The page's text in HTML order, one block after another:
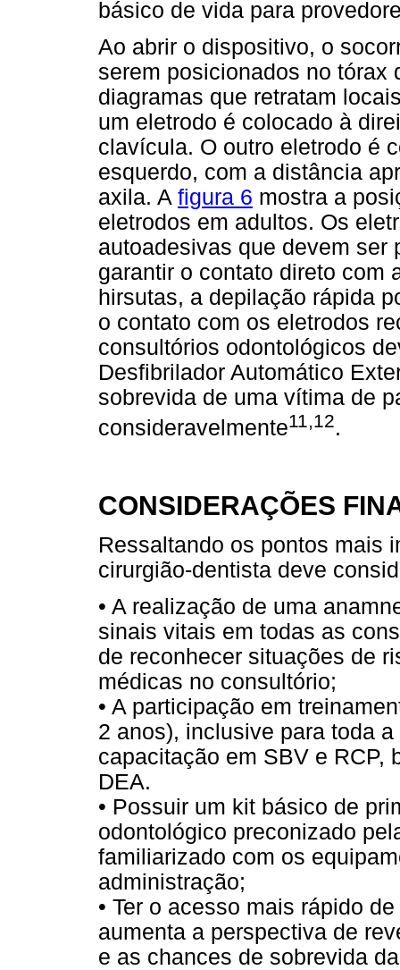
básico de vida para
Ao abrir o dispositivo, o
serem posicionados no tórax
diagramas que retratam
um eletrodo é colocado à
clavícula. O outro eletrodo é
esquerdo, com a distância
axila. A figura 6 mostra a
eletrodos em adultos. Os
autoadesivas que devem ser
garantir o contato direto com
hirsutas, a depilação rápida
o contato com os eletrodos
consultórios odontológicos
Desfibrilador Automático
sobrevida de uma vítima de
consideravelmente11,12.
CONSIDERAÇÕES
Ressaltando os pontos mais
cirurgião-dentista deve
• A realização de uma
sinais vitais em todas as
de reconhecer situações de
médicas no consultório;
• A participação em
2 anos), inclusive para toda
capacitação em SBV e RCP,
DEA.
• Possuir um kit básico de
odontológico preconizado
familiarizado com os
administração;
• Ter o acesso mais rápido
aumenta a perspectiva de
e as chances de sobrevida